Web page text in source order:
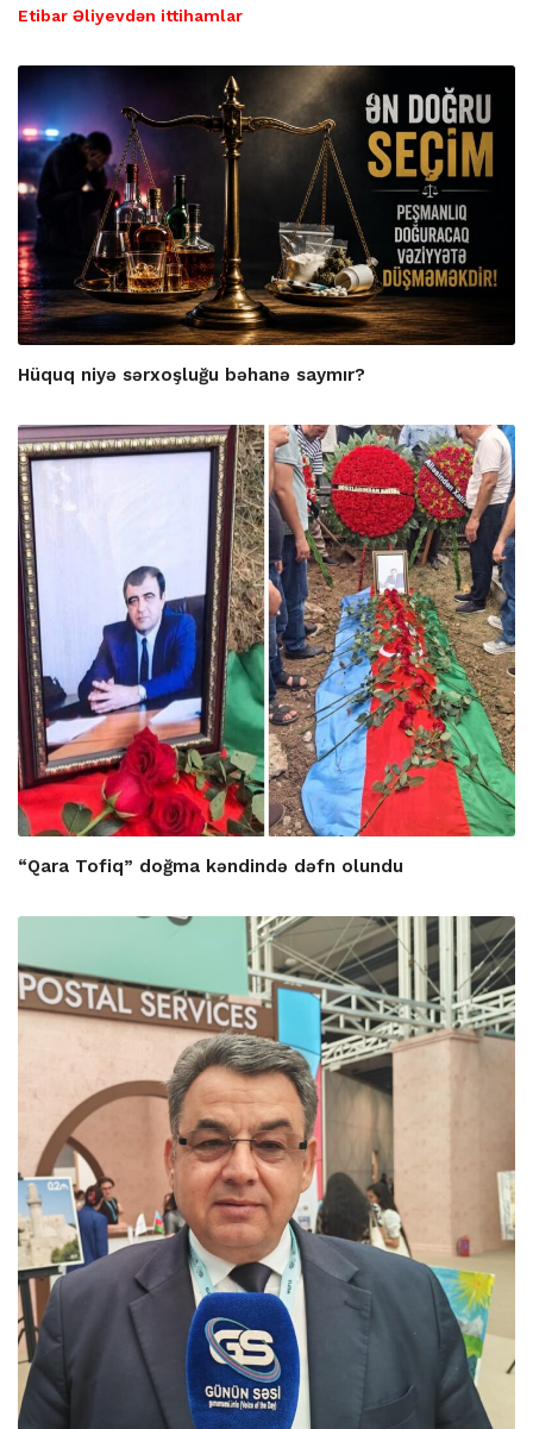
Etibar Əliyevdən ittihamlar
Hüquq niyə sərxoşluğu bəhanə saymır?
“Qara Tofiq” doğma kəndində dəfn olundu